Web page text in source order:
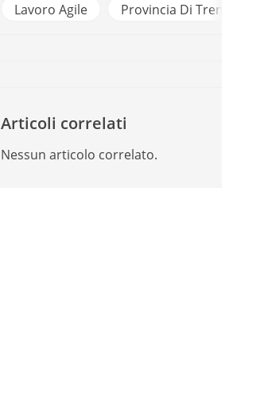
Lavoro Agile Provincia Di Trento
Articoli correlati
Nessun articolo correlato.